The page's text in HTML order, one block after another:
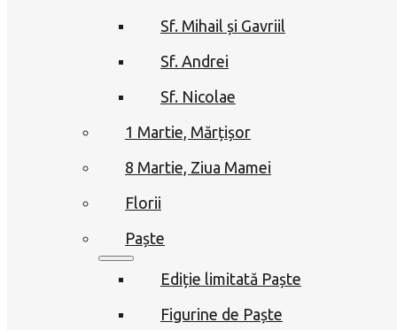
Sf. Mihail și Gavriil
Sf. Andrei
Sf. Nicolae
1 Martie, Mărțișor
8 Martie, Ziua Mamei
Florii
Paște
Ediție limitată Paște
Figurine de Paște